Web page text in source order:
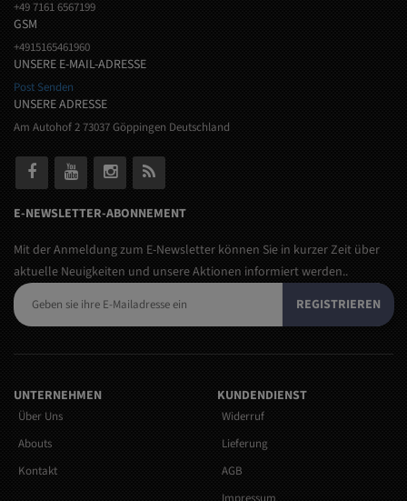
+49 7161 6567199
GSM
+4915165461960
UNSERE E-MAIL-ADRESSE
Post Senden
UNSERE ADRESSE
Am Autohof 2 73037 Göppingen Deutschland
E-NEWSLETTER-ABONNEMENT
Mit der Anmeldung zum E-Newsletter können Sie in kurzer Zeit über
aktuelle Neuigkeiten und unsere Aktionen informiert werden..
REGISTRIEREN
UNTERNEHMEN
Über Uns
Abouts
Kontakt
KUNDENDIENST
Widerruf
Lieferung
AGB